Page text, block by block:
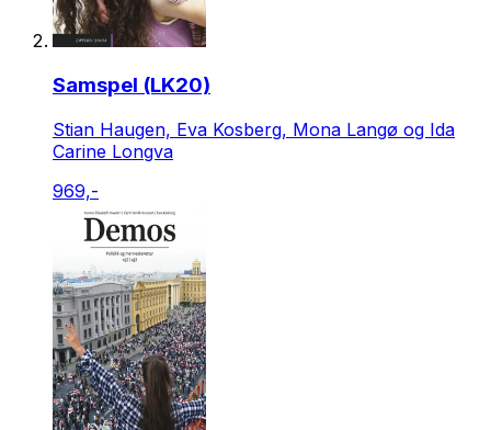
Samspel (LK20)
Stian Haugen, Eva Kosberg, Mona Langø og Ida
Carine Longva
969,-